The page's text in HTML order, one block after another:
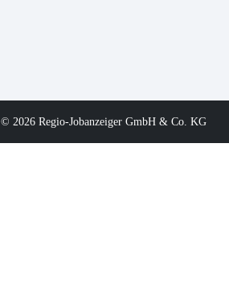
© 2026 Regio-Jobanzeiger GmbH & Co. KG